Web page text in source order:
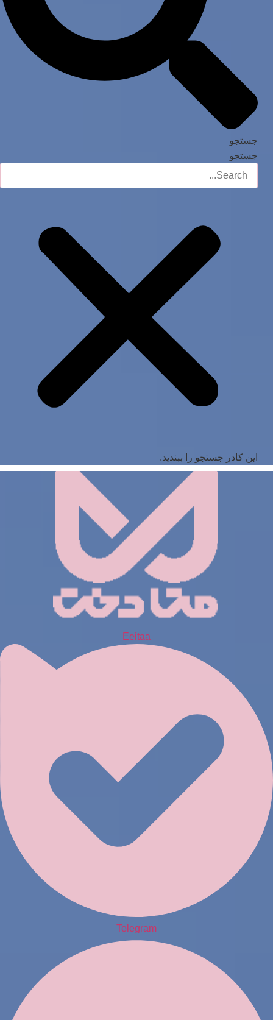
جستجو
جستجو
این کادر جستجو را ببندید.
Eeitaa
Telegram